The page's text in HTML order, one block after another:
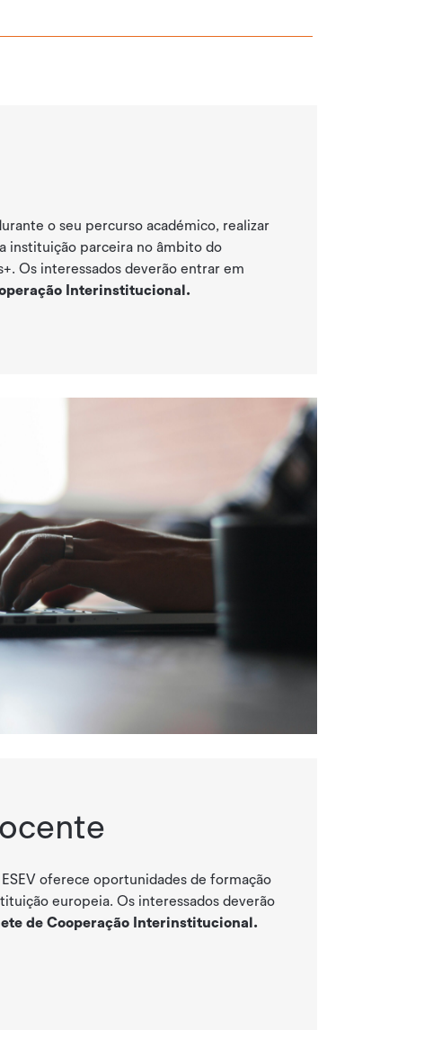
o seu percurso académico, realizar
instituição parceira no âmbito do
Os interessados deverão entrar em
Interinstitucional.
oferece oportunidades de formação
europeia.Os interessados deverão
de Cooperação Interinstitucional.